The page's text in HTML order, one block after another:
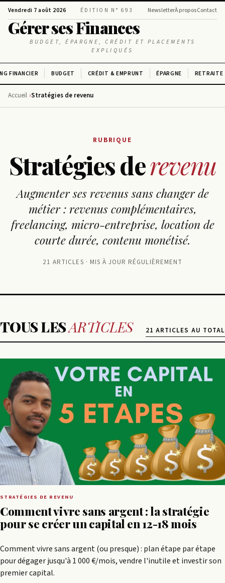
Vendredi 7 août 2026 ÉDITION N° 693 NewsletterÀ proposContact
Gérer ses Finances
BUDGET, ÉPARGNE, CRÉDIT ET PLACEMENTS
EXPLIQUÉS
FINANCIER BUDGET CRÉDIT & EMPRUNT ÉPARGNE RETRAITE
Accueil Stratégies de revenu
RUBRIQUE
Stratégies derevenu
Augmenter ses revenus sans changer de
métier : revenus complémentaires,
freelancing, micro-entreprise, location de
courte durée, contenu monétisé.
21 ARTICLES · MIS À JOUR RÉGULIÈREMENT
TOUS LESARTICLES 21 ARTICLES AU TOTAL
STRATÉGIES DE REVENU
Comment vivre sans argent : la stratégie
pour se créer un capital en 12-18 mois
Comment vivre sans argent (ou presque) : plan étape par étape
pour dégager jusqu'à 1 000 €/mois, vendre l'inutile et investir son
premier capital.